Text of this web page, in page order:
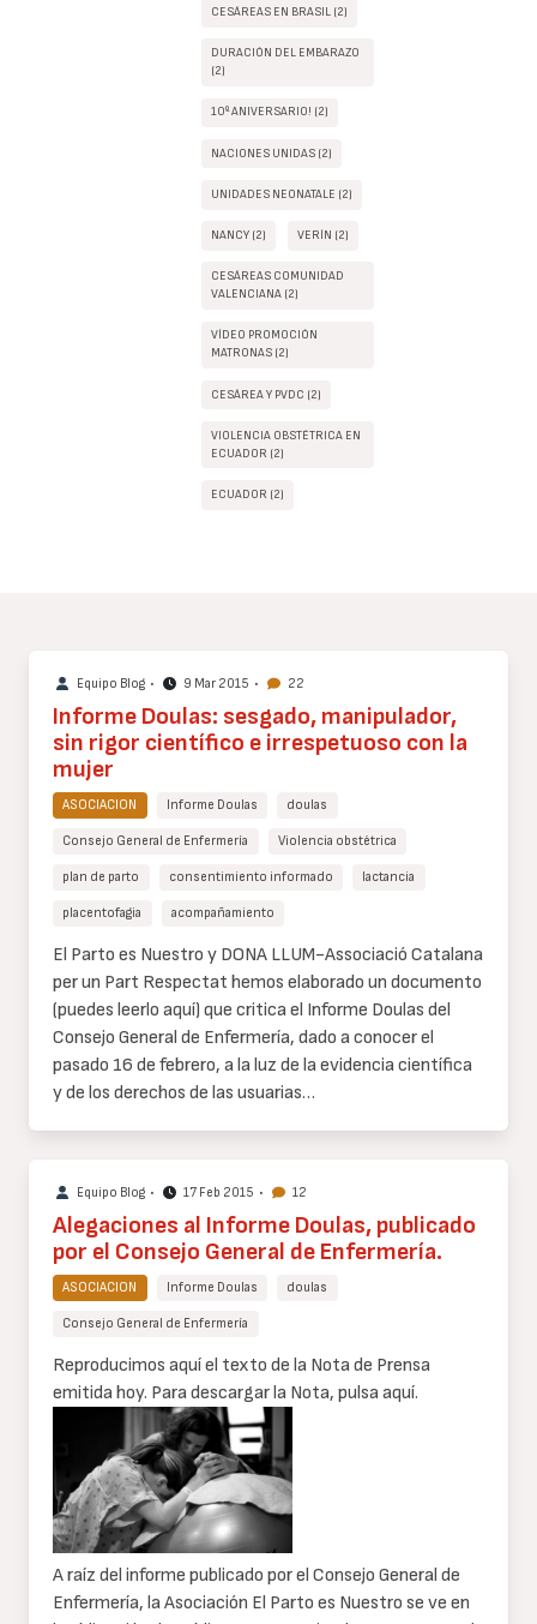
CESÁREAS EN BRASIL (2)
DURACIÓN DEL EMBARAZO
(2)
10º ANIVERSARIO! (2)
NACIONES UNIDAS (2)
UNIDADES NEONATALE (2)
NANCY (2) VERÍN (2)
CESÁREAS COMUNIDAD
VALENCIANA (2)
VÍDEO PROMOCIÓN
MATRONAS (2)
CESÁREA Y PVDC (2)
VIOLENCIA OBSTÉTRICA EN
ECUADOR (2)
ECUADOR (2)
Equipo Blog • 9 Mar 2015 • 22
Informe Doulas: sesgado, manipulador,
sin rigor científico e irrespetuoso con la
mujer
ASOCIACION Informe Doulas doulas
Consejo General de Enfermería Violencia obstétrica
plan de parto consentimiento informado lactancia
placentofagia acompañamiento
Cuerpo
de
texto
El Parto es Nuestro y DONA LLUM-Associació Catalana
per un Part Respectat hemos elaborado un documento
(puedes leerlo aquí) que critica el Informe Doulas del
Consejo General de Enfermería, dado a conocer el
pasado 16 de febrero, a la luz de la evidencia científica
y de los derechos de las usuarias…
Equipo Blog • 17 Feb 2015 • 12
Alegaciones al Informe Doulas, publicado
por el Consejo General de Enfermería.
ASOCIACION Informe Doulas doulas
Consejo General de Enfermería
Cuerpo
de
Reproducimos aquí el texto de la Nota de Prensa
emitida hoy. Para descargar la Nota, pulsa aquí.
A raíz del informe publicado por el Consejo General de
Enfermería, la Asociación El Parto es Nuestro se ve en